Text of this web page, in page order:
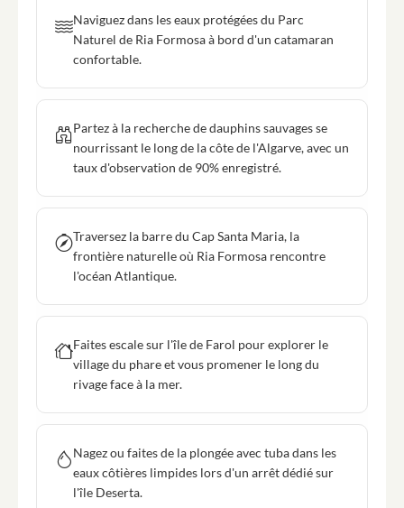
Naviguez dans les eaux protégées du Parc
Naturel de Ria Formosa à bord d'un catamaran
confortable.
Partez à la recherche de dauphins sauvages se
nourrissant le long de la côte de l'Algarve, avec un
taux d'observation de 90% enregistré.
Traversez la barre du Cap Santa Maria, la
frontière naturelle où Ria Formosa rencontre
l'océan Atlantique.
Faites escale sur l'île de Farol pour explorer le
village du phare et vous promener le long du
rivage face à la mer.
Nagez ou faites de la plongée avec tuba dans les
eaux côtières limpides lors d'un arrêt dédié sur
l'île Deserta.